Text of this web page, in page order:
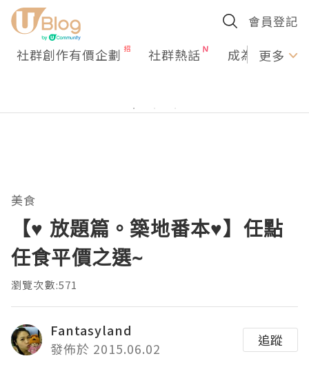
會員登記
社群創作有價企劃 社群熱話 成為U更多
美食
【♥ 放題篇。築地番本♥】任點
任食平價之選~
瀏覽次數:571
Fantasyland
發佈於 2015.06.02
追蹤